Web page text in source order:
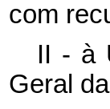
com
II - à
Geral